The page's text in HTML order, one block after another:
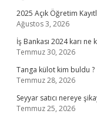
2025 Açık Öğretim
Ağustos 3, 2026
İş Bankası 2024 karı ne
Temmuz 30, 2026
Tanga külot kim buldu ?
Temmuz 28, 2026
Seyyar satıcı nereye
Temmuz 25, 2026